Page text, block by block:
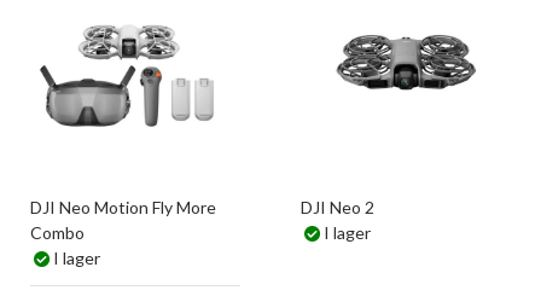
DJI Neo Motion Fly More
Combo
I lager
DJI Neo 2
I lager